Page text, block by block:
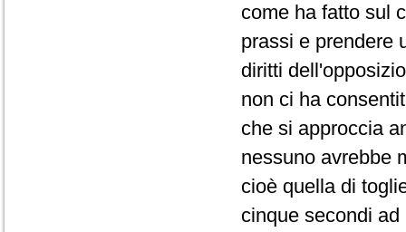
come ha fatto sul
prassi e prendere
diritti
non ci ha
che si approccia
nessuno avrebbe
cioè quella di
cinque secondi